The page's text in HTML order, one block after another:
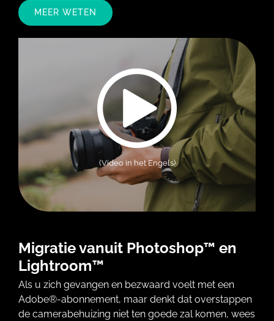
MEER WETEN
(Video in het Engels)
Migratie vanuit Photoshop™ en
Lightroom™
Als u zich gevangen en bezwaard voelt met een
Adobe®-abonnement, maar denkt dat overstappen
de camerabehuizing niet ten goede zal komen, wees